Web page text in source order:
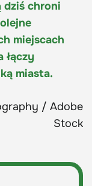
dziś chroni
miejscach
łączy
miasta.
/ Adobe
Stock